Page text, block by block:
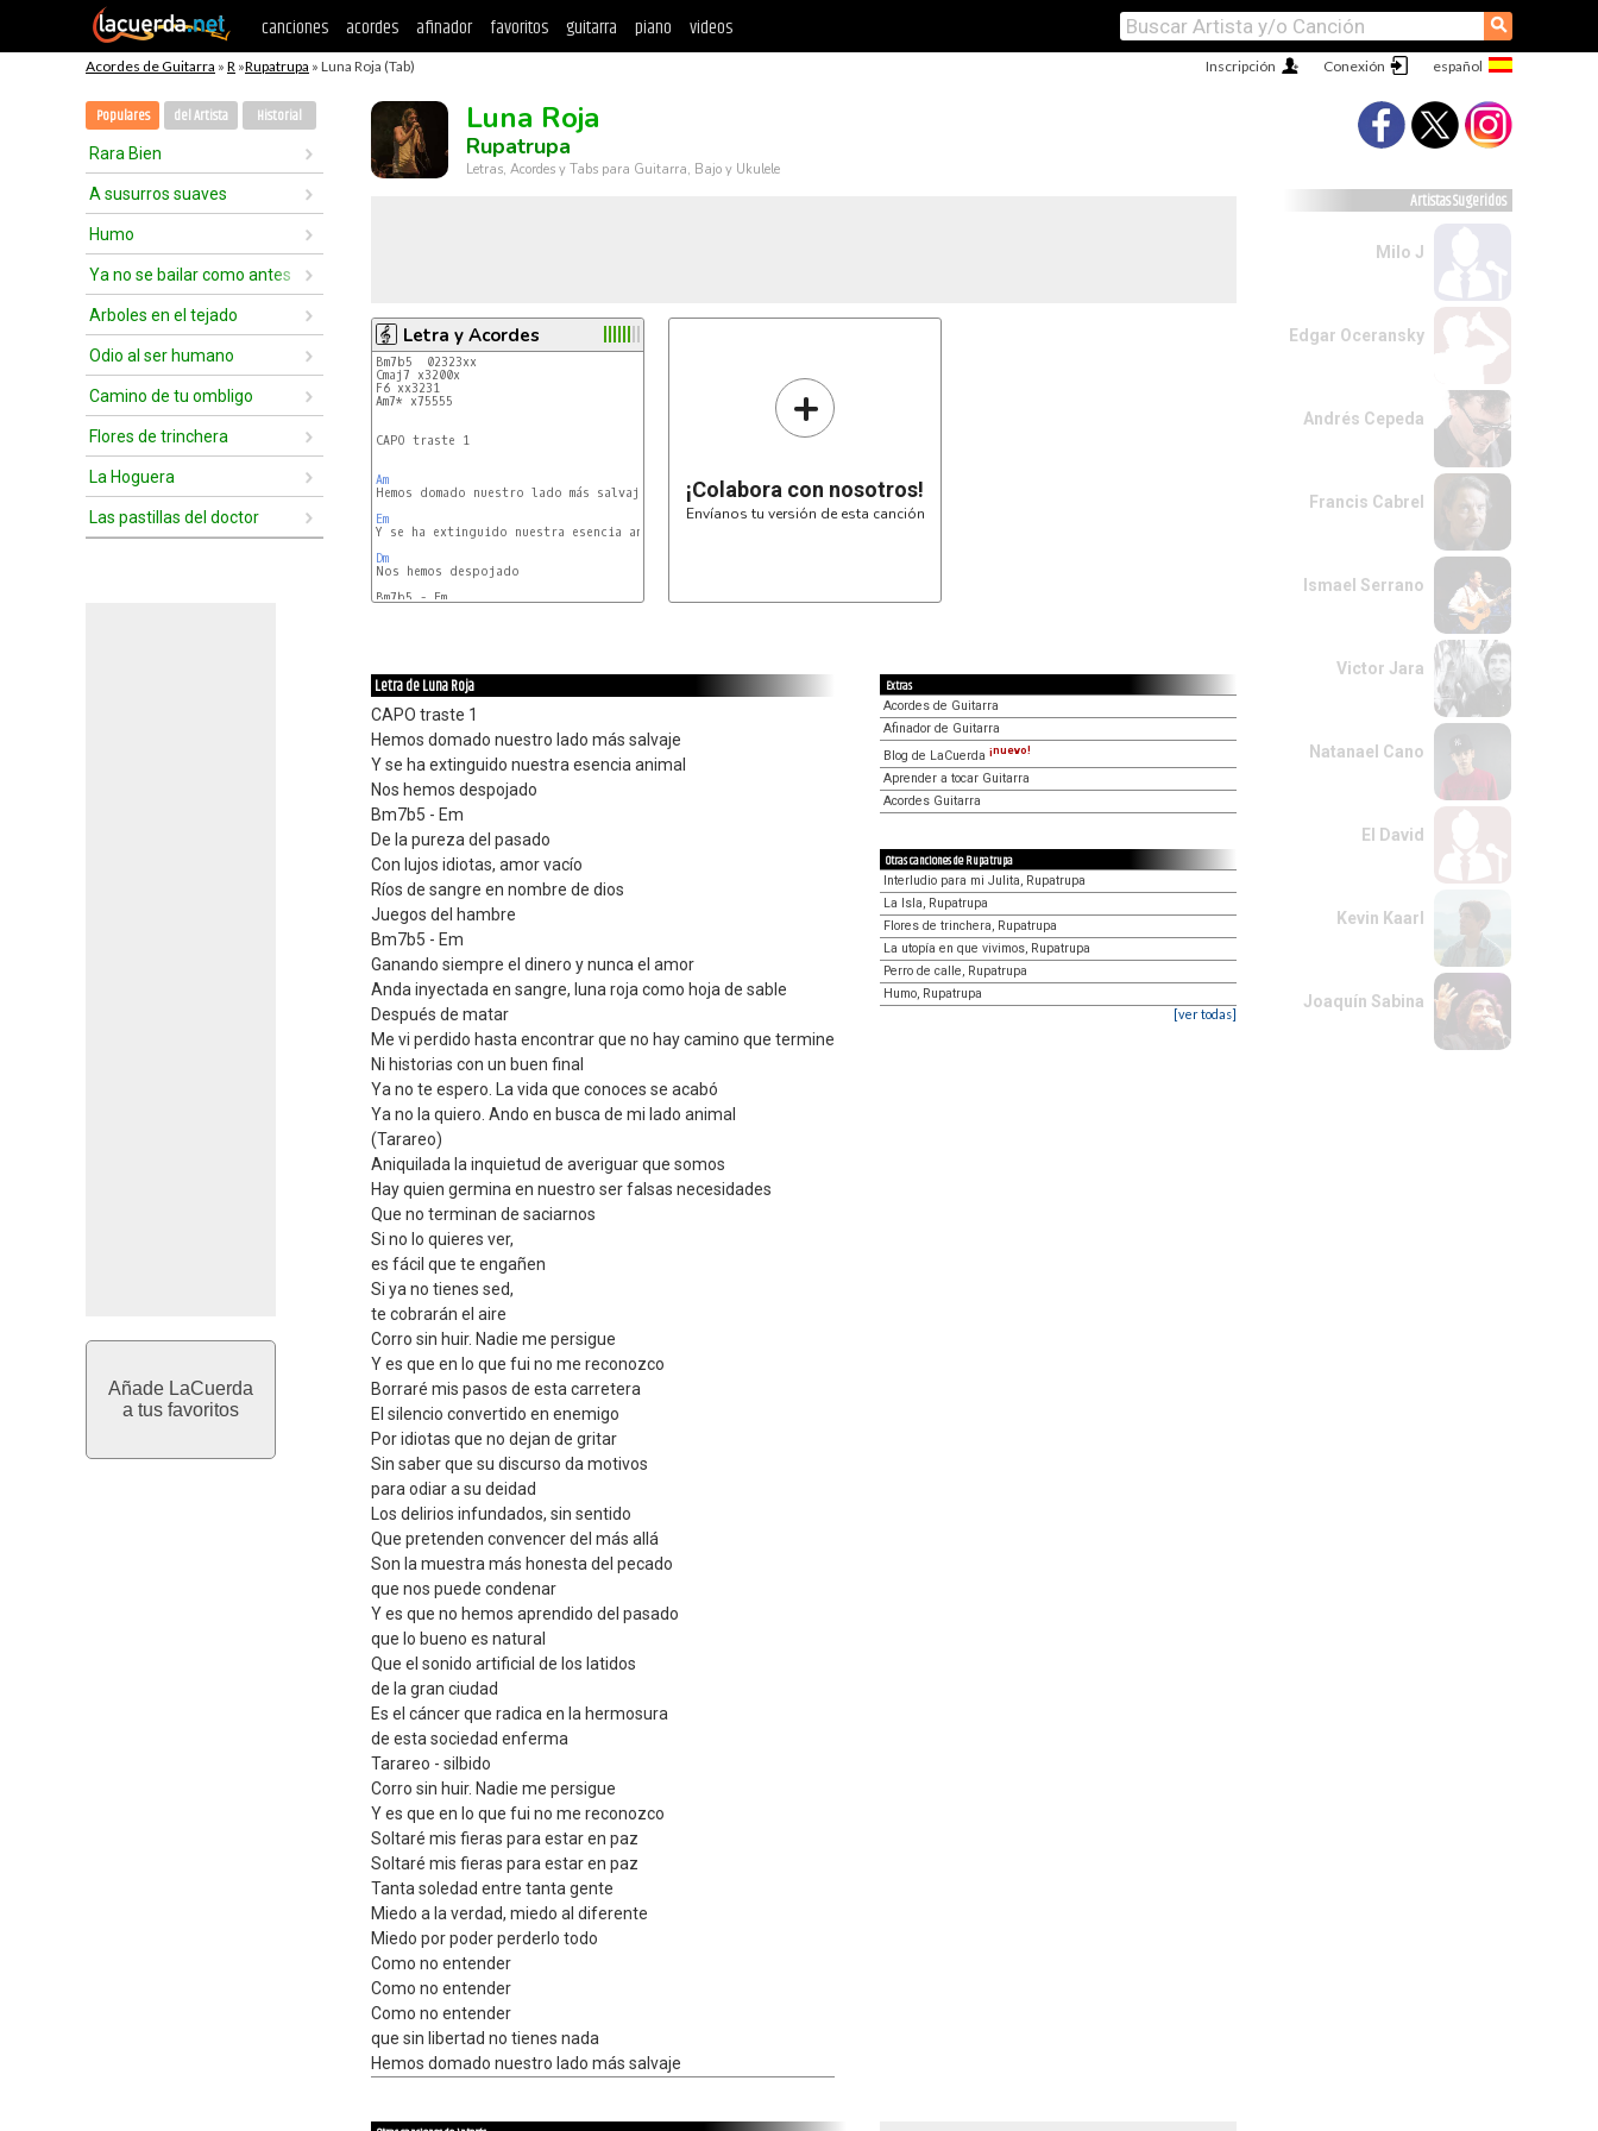
canciones acordes afinador favoritos guitarra piano videos ⚲
Acordes de Guitarra » R »Rupatrupa » Luna Roja (Tab) Conexión
Inscripción
Populares del Artista Historial
Rara Bien
A susurros suaves
Humo
Ya no se bailar como antes
Arboles en el tejado
Odio al ser humano
Camino de tu ombligo
Flores de trinchera
La Hoguera
Las pastillas del doctor
Añade LaCuerda
a tus favoritos
Luna Roja
Rupatrupa
Letras, Acordes y Tabs para Guitarra, Bajo y Ukulele
Letra y Acordes
Bm7b5  02323xx
Cmaj7 x3200x
F6 xx3231
Am7* x75555
CAPO traste 1
Am
Em
Dm
Bm7b5 - Em
+
¡Colabora con nosotros!
Envíanos tu versión de esta canción
Letra de Luna Roja
CAPO traste 1
Hemos domado nuestro lado más salvaje
Y se ha extinguido nuestra esencia animal
Nos hemos despojado
Bm7b5 - Em
De la pureza del pasado
Con lujos idiotas, amor vacío
Ríos de sangre en nombre de dios
Juegos del hambre
Bm7b5 - Em
Ganando siempre el dinero y nunca el amor
Anda inyectada en sangre, luna roja como hoja de sable
Después de matar
Me vi perdido hasta encontrar que no hay camino que termine
Ni historias con un buen final
Ya no te espero. La vida que conoces se acabó
Ya no la quiero. Ando en busca de mi lado animal
(Tarareo)
Aniquilada la inquietud de averiguar que somos
Hay quien germina en nuestro ser falsas necesidades
Que no terminan de saciarnos
Si no lo quieres ver,
es fácil que te engañen
Si ya no tienes sed,
te cobrarán el aire
Corro sin huir. Nadie me persigue
Y es que en lo que fui no me reconozco
Borraré mis pasos de esta carretera
El silencio convertido en enemigo
Por idiotas que no dejan de gritar
Sin saber que su discurso da motivos
para odiar a su deidad
Los delirios infundados, sin sentido
Que pretenden convencer del más allá
Son la muestra más honesta del pecado
que nos puede condenar
Y es que no hemos aprendido del pasado
que lo bueno es natural
Que el sonido artificial de los latidos
de la gran ciudad
Es el cáncer que radica en la hermosura
de esta sociedad enferma
Tarareo - silbido
Corro sin huir. Nadie me persigue
Y es que en lo que fui no me reconozco
Soltaré mis fieras para estar en paz
Soltaré mis fieras para estar en paz
Tanta soledad entre tanta gente
Miedo a la verdad, miedo al diferente
Miedo por poder perderlo todo
Como no entender
Como no entender
Como no entender
que sin libertad no tienes nada
Hemos domado nuestro lado más salvaje
Extras
Acordes de Guitarra
Afinador de Guitarra
Blog de LaCuerda ¡nuevo!
Aprender a tocar Guitarra
Acordes Guitarra
Otras canciones de Rupatrupa
Interludio para mi Julita, Rupatrupa
La Isla, Rupatrupa
Flores de trinchera, Rupatrupa
La utopía en que vivimos, Rupatrupa
Perro de calle, Rupatrupa
Humo, Rupatrupa
[ver todas]
Artistas Sugeridos
Milo J
Edgar Oceransky
Andrés Cepeda
Francis Cabrel
Ismael Serrano
Victor Jara
Natanael Cano
El David
Kevin Kaarl
Joaquín Sabina